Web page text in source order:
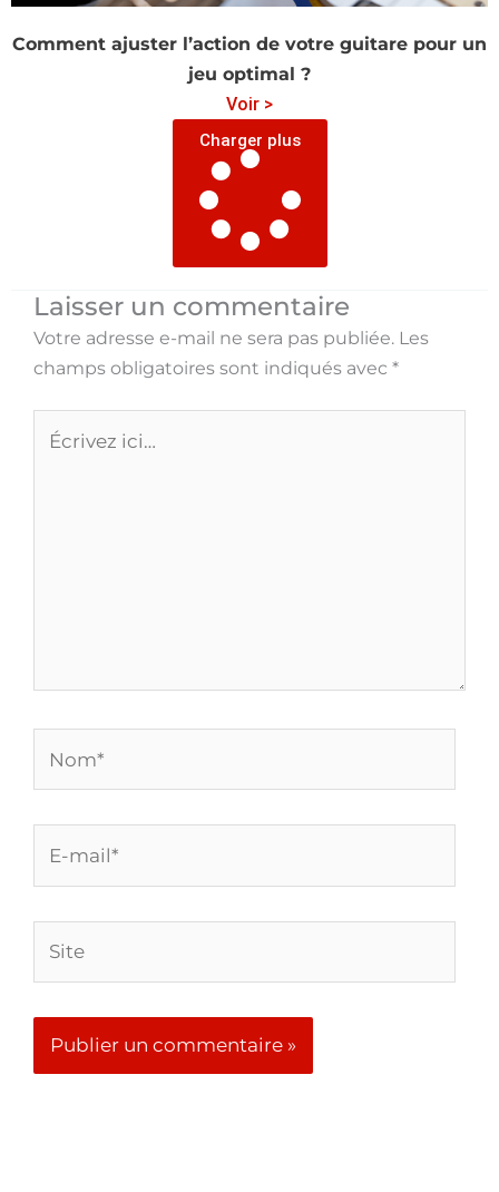
Comment ajuster l’action de votre guitare pour un
jeu optimal ?
Voir >
Charger plus
Laisser un commentaire
Votre adresse e-mail ne sera pas publiée. Les
champs obligatoires sont indiqués avec *
ici…
mail*